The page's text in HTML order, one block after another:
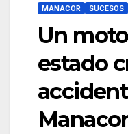
MANACOR SUCESOS
Un
estado
Manacor